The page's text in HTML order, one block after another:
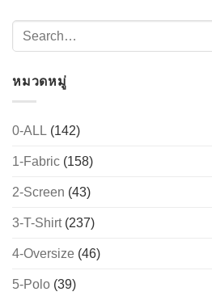
หมวดหมู่
0-ALL (142)
1-Fabric (158)
2-Screen (43)
3-T-Shirt(237)
4-Oversize (46)
5-Polo (39)